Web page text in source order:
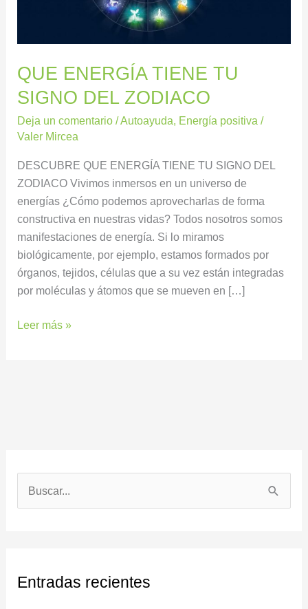
QUE ENERGÍA TIENE TU
SIGNO DEL ZODIACO
Deja un comentario /Autoayuda, Energía positiva /
Valer Mircea
DESCUBRE QUE ENERGÍA TIENE TU SIGNO DEL
ZODIACO Vivimos inmersos en un universo de
energías ¿Cómo podemos aprovecharlas de forma
constructiva en nuestras vidas? Todos nosotros somos
manifestaciones de energía. Si lo miramos
biológicamente, por ejemplo, estamos formados por
órganos, tejidos, células que a su vez están integradas
por moléculas y átomos que se mueven en […]
Leer más »
a
Entradas recientes